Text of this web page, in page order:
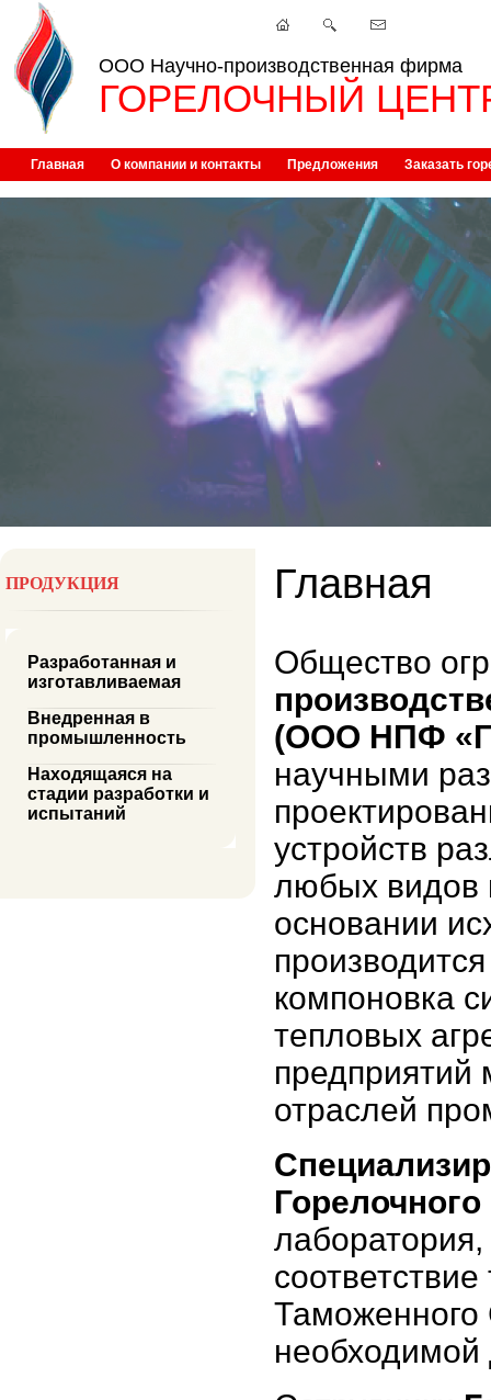
ООО Научно-производственная фирма
ГОРЕЛОЧНЫЙ
Главная О компании и контакты Предложения Заказать
ПРОДУКЦИЯ
Разработанная и
изготавливаемая
Внедренная в
промышленность
Находящаяся на
стадии разработки и
испытаний
Главная
Общество
(ООО НПФ
научными
устройств
любых видов
основании
компоновка
тепловых
предприятий
отраслей
Горелочного
Таможенного
необходимой